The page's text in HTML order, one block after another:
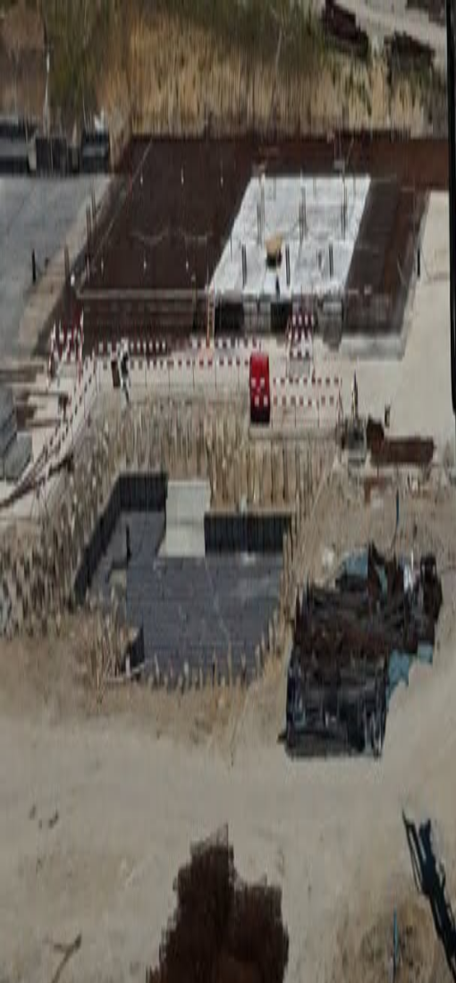
RADIO SOMEȘ
Categorii
EmisiuniPodcastIstoric melodii